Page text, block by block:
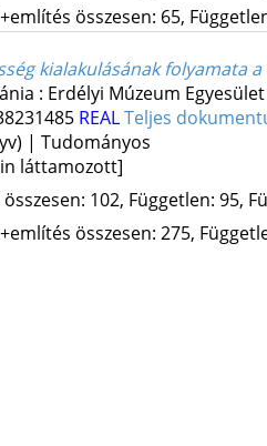
összesen: 65,
kialakulásának folyamata
: Erdélyi Múzeum Egyesület
REALTeljes
| Tudományos
láttamozott]
102, Független: 95,
összesen: 275,